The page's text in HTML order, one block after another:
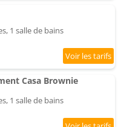
1 salle de bains
Casa Brownie
1 salle de bains